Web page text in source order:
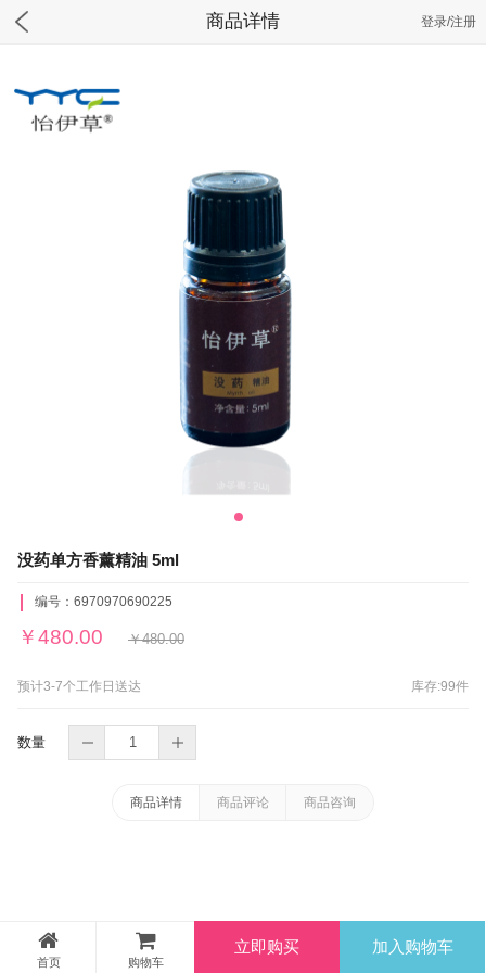
商品详情 登录/注册
没药单方香薰精油 5ml
编号： 6970970690225
￥480.00 ￥480.00
库存:99件
预计3-7个工作日送达
数量
商品详情 商品评论 商品咨询
首页 购物车
立即购买 加入购物车